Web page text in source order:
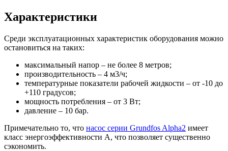
Характеристики
Среди эксплуатационных характеристик оборудования можно
остановиться на таких:
максимальный напор – не более 8 метров;
производительность – 4 м3/ч;
температурные показатели рабочей жидкости – от -10 до
+110 градусов;
мощность потребления – от 3 Вт;
давление – 10 бар.
Примечательно то, что насос серии Grundfos Alpha2 имеет
класс энергоэффективности А, что позволяет существенно
сэкономить.